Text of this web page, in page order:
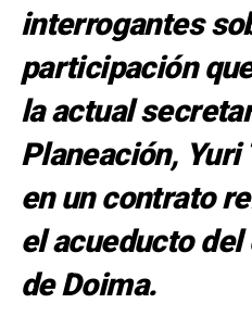
interrogantes
participación
la actual
Planeación, Yuri
en un contrato
el acueducto
de Doima.